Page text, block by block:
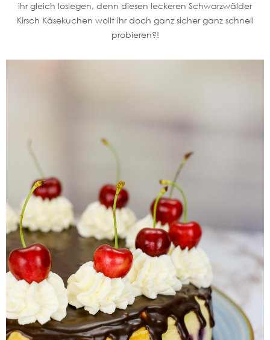
ihr gleich loslegen, denn diesen leckeren Schwarzwälder
Kirsch Käsekuchen wollt ihr doch ganz sicher ganz schnell
probieren?!